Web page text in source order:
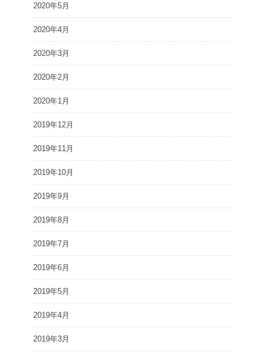
2020年5月
2020年4月
2020年3月
2020年2月
2020年1月
2019年12月
2019年11月
2019年10月
2019年9月
2019年8月
2019年7月
2019年6月
2019年5月
2019年4月
2019年3月